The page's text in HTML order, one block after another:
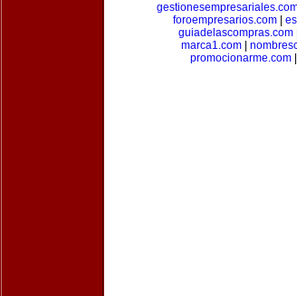
foroempresarios.com|
guiadelascompras.com
marca1.com|
promocionarme.com|